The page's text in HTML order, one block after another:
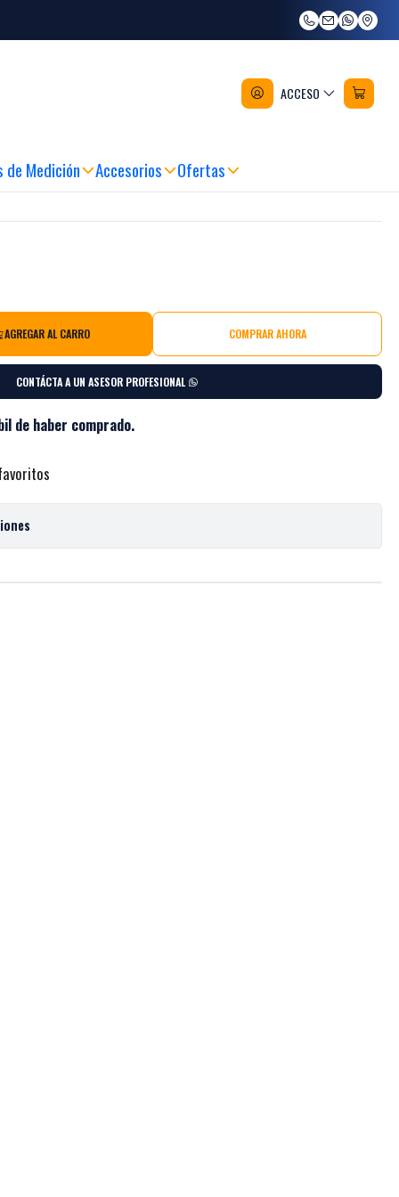
ACCESO
de Medición Accesorios Ofertas
Y Accesorios Makita 102
AGREGAR AL CARRO COMPRAR AHORA
CONTÁCTA A UN ASESOR PROFESIONAL
de haber comprado.